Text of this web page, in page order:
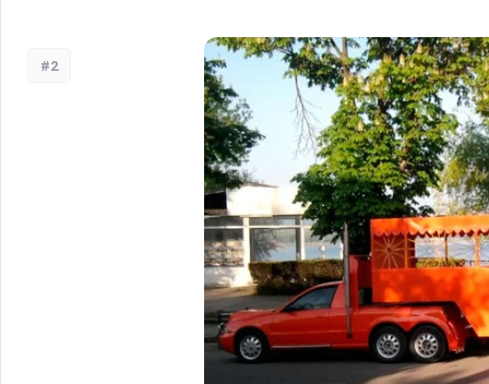
#2